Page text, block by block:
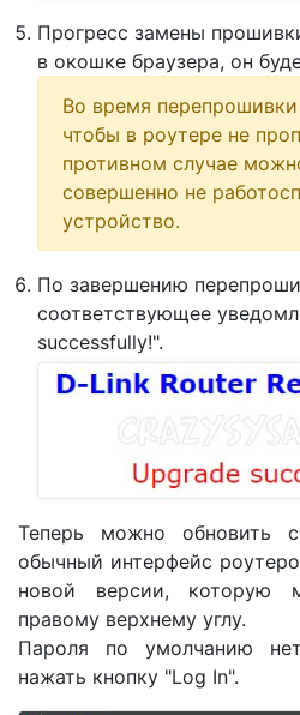
Прогресс замены
в окошке браузера, он
Во время
чтобы в роутере не
противном случае
совершенно не
устройство.
По завершению
соответствующее
successfully!".
Теперь можно обновить
обычный интерфейс
новой версии, которую
правому верхнему углу.
Пароля по умолчанию
нажать кнопку "Log In".